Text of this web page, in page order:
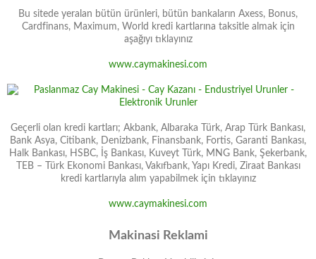
Bu sitede yeralan bütün ürünleri, bütün bankaların Axess, Bonus,
Cardfinans, Maximum, World kredi kartlarına taksitle almak için
aşağıyı tıklayınız
www.caymakinesi.com
Geçerli olan kredi kartları; Akbank, Albaraka Türk, Arap Türk Bankası,
Bank Asya, Citibank, Denizbank, Finansbank, Fortis, Garanti Bankası,
Halk Bankası, HSBC, İş Bankası, Kuveyt Türk, MNG Bank, Şekerbank,
TEB – Türk Ekonomi Bankası, Vakıfbank, Yapı Kredi, Ziraat Bankası
kredi kartlarıyla alım yapabilmek için tıklayınız
www.caymakinesi.com
Makinasi Reklami